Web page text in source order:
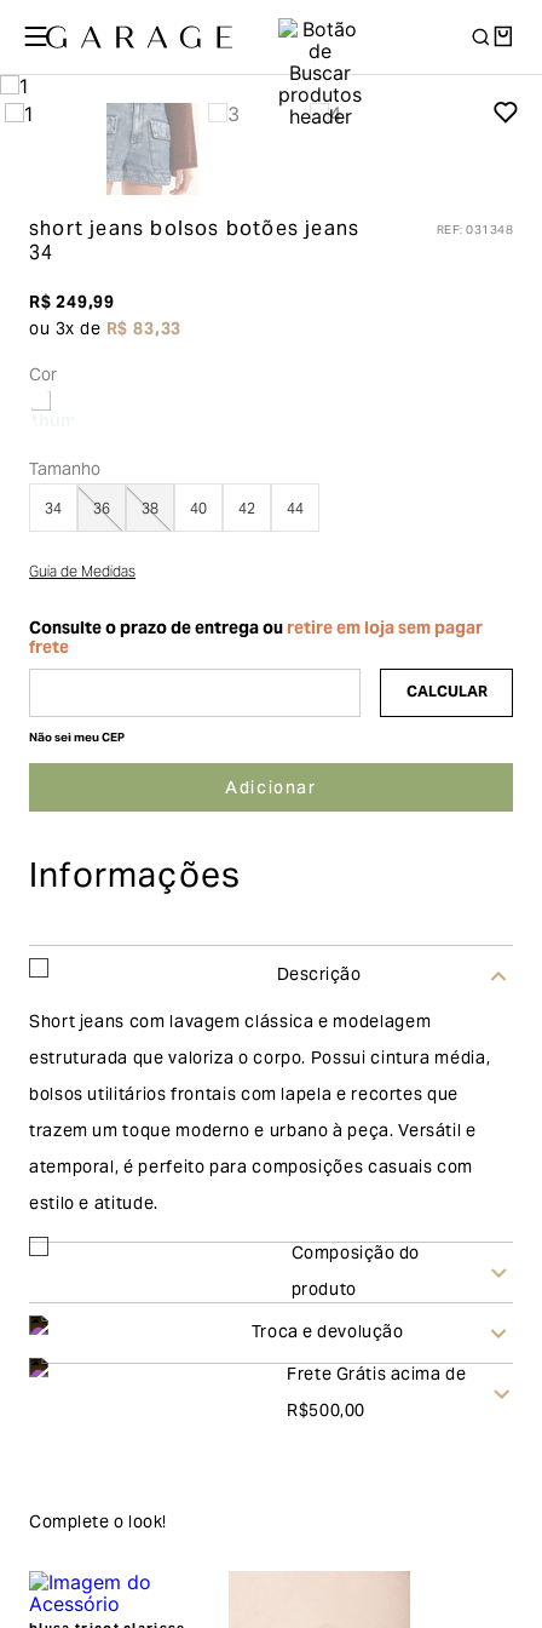
short jeans bolsos botõesjeans
34
REF:031348
R$249,99
ou 3x de R$83,33
Cor
Tamanho
34 36 38 40 42 44
Guia de Medidas
Não sei meu CEP
Informações
Descrição
Short jeans com lavagem clássica e modelagem
estruturada que valoriza o corpo. Possui cintura média,
bolsos utilitários frontais com lapela e recortes que
trazem um toque moderno e urbano à peça. Versátil e
atemporal, é perfeito para composições casuais com
estilo e atitude.
Composição do
produto
Troca e devolução
escolher a modalidade troca, no final do processo de
Garage, você receberá um vale no valor
Frete Grátis acima de
R$500,00
Complete o look!